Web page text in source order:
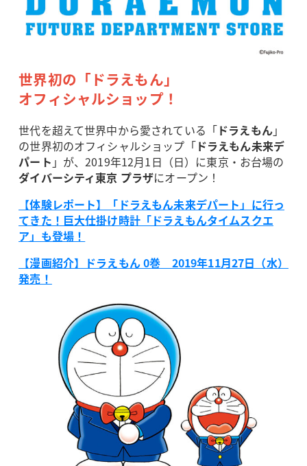
世界初の「ドラえもん」
オフィシャルショップ！
世代を超えて世界中から愛されている「ドラえもん」
の世界初のオフィシャルショップ「ドラえもん未来デ
パート 」が、2019年12月1日（日）に東京・お台場の
ダイバーシティ東京 プラザにオープン！
【体験レポート】「ドラえもん未来デパート」に行っ
てきた！巨大仕掛け時計「ドラえもんタイムスクエ
ア」も登場！
【漫画紹介】ドラえもん 0巻 2019年11月27日（水）
発売！